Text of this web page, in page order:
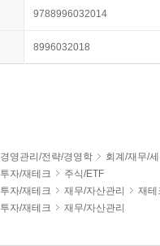
9788996032014
8996032018
경영관리/전략/경영학
회계/재무/
투자/재테크
주식/ETF
투자/재테크 재무/자산관리
재테
투자/재테크 재무/자산관리